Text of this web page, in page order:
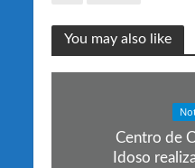
You may also like
Centro de
Idoso